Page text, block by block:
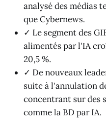
analysé des médias
que Cybernews.
✓ Le segment des
alimentés par l'IA
20,5 %.
✓ De nouveaux
suite à l'annulation
concentrant sur des
comme la BD par IA.